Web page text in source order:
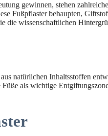
gewinnen, stehen
Fußpflaster behaupten,
wissenschaftlichen
natürlichen Inhaltsstoffen
als wichtige